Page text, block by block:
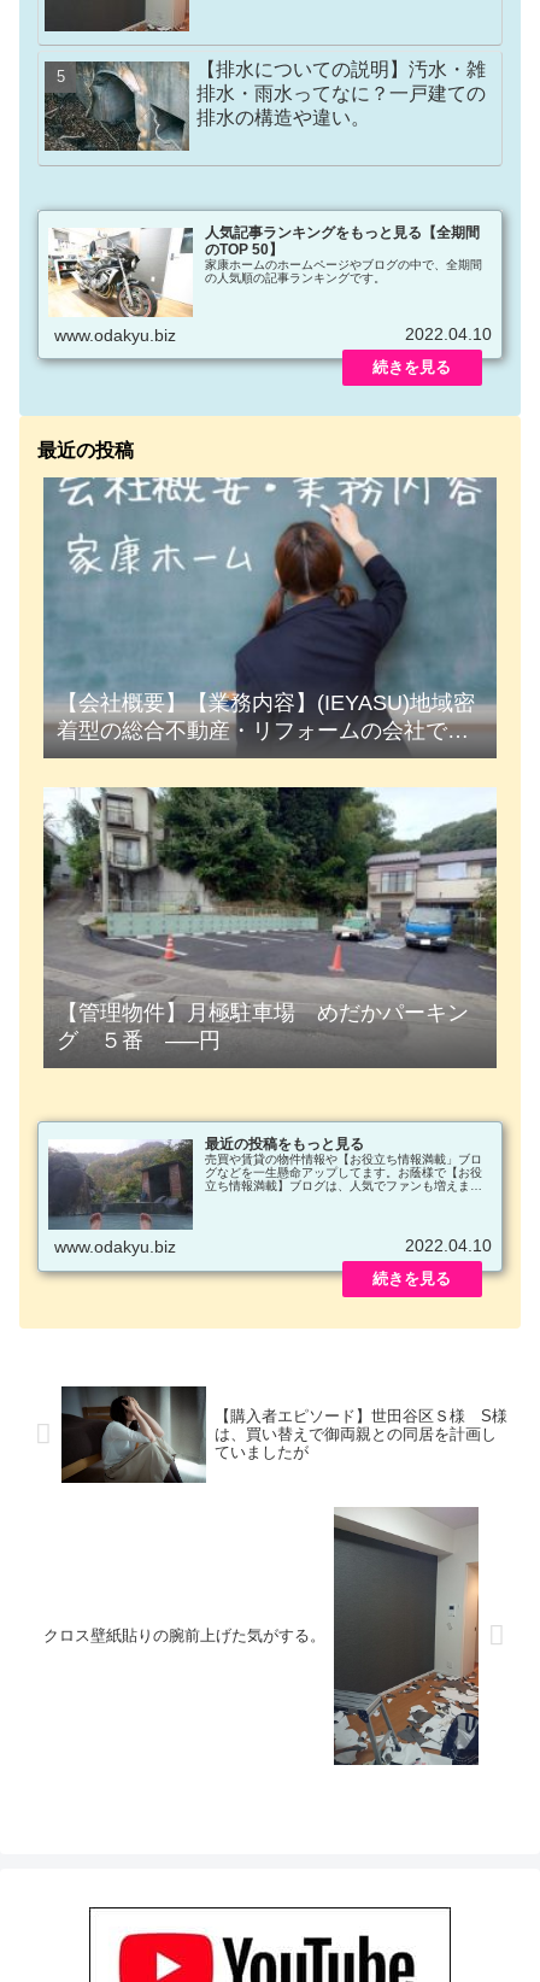
【排水についての説明】汚水・雑
排水・雨水ってなに？一戸建ての
排水の構造や違い。
人気記事ランキングをもっと見る【全期間
のTOP 50】
家康ホームのホームページやブログの中で、全期間
の人気順の記事ランキングです。
www.odakyu.biz 2022.04.10
最近の投稿
【会社概要】【業務内容】(IEYASU)地域密
着型の総合不動産・リフォームの会社で
す。
【管理物件】月極駐車場 めだかパーキン
グ ５番 —–円
最近の投稿をもっと見る
売買や賃貸の物件情報や【お役立ち情報満載」ブロ
グなどを一生懸命アップしてます。お蔭様で【お役
立ち情報満載】ブログは、人気でファンも増えまし
www.odakyu.biz 2022.04.10
【購入者エピソード】世田谷区Ｓ様 S様
は、買い替えで御両親との同居を計画し
ていましたが
クロス壁紙貼りの腕前上げた気がする。